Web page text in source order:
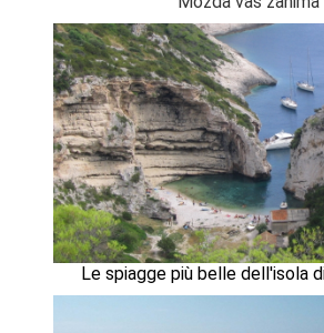
Le spiagge più belle dell'isola